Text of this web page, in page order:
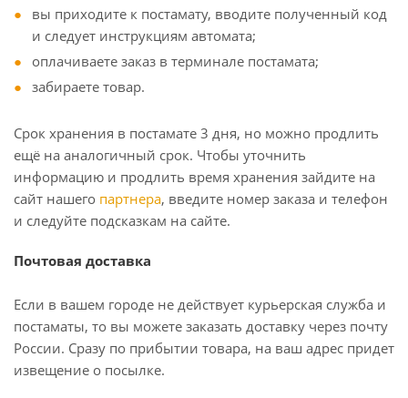
вы приходите к постамату, вводите полученный код
и следует инструкциям автомата;
оплачиваете заказ в терминале постамата;
забираете товар.
Срок хранения в постамате 3 дня, но можно продлить
ещё на аналогичный срок. Чтобы уточнить
информацию и продлить время хранения зайдите на
сайт нашего партнера, введите номер заказа и телефон
и следуйте подсказкам на сайте.
Почтовая доставка
Если в вашем городе не действует курьерская служба и
постаматы, то вы можете заказать доставку через почту
России. Сразу по прибытии товара, на ваш адрес придет
извещение о посылке.